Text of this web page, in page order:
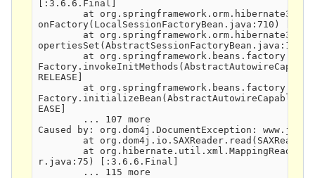
[:3.6.6.Final]
at
onFactory(LocalSessionFactoryBean.java:710)
at
opertiesSet(AbstractSessionFactoryBean.java:188)
at
RELEASE]
at
EASE]
        ... 107 more
Caused by: org.dom4j.DocumentException:
at
at
r.java:75) [:3.6.6.Final]
        ... 115 more